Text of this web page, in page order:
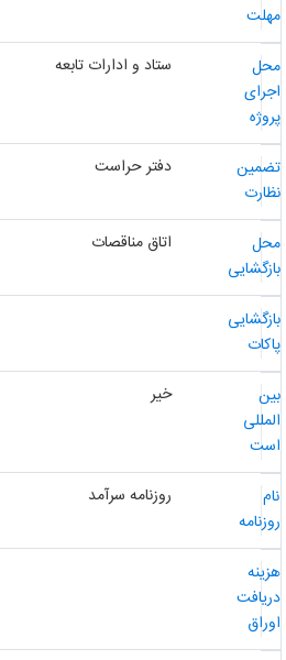
ستاد و ادارات تابعه
دفتر حراست
اتاق مناقصات
خیر
روزنامه سرآمد